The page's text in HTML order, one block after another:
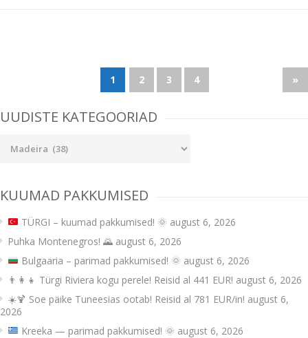
1 2 3 4 »
UUDISTE KATEGOORIAD
KUUMAD PAKKUMISED
TÜRGI – kuumad pakkumised! 🌞 august 6, 2026
Puhka Montenegros! 🌄 august 6, 2026
Bulgaaria – parimad pakkumised! 🌞 august 6, 2026
👨‍👩‍👧 Türgi Riviera kogu perele! Reisid al 441 EUR! august 6, 2026
☀️🍹 Soe päike Tuneesias ootab! Reisid al 781 EUR/in! august 6,
2026
Kreeka — parimad pakkumised! 🌞 august 6, 2026